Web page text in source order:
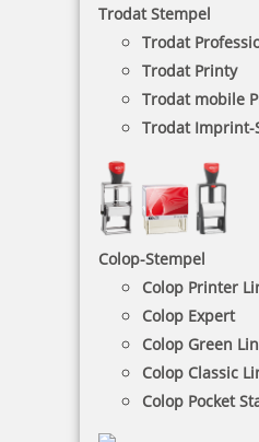
Trodat Stempel
Trodat
Trodat Printy
Trodat mobile
Trodat Imprint-
Colop-Stempel
Colop Printer
Colop Expert
Colop Green
Colop Classic
Colop Pocket
Pixeln große Kunstwerke –
Jedes Stempelset bietet
und schult spielerisch
Farbgefühl. Ob Tiere,
Fantasiefiguren,
kreative Spielzeug für
besonderes Geschenk mit
Mehrwert.
NACH WUNSCHSTEMPEL FILTERN
€-
€+